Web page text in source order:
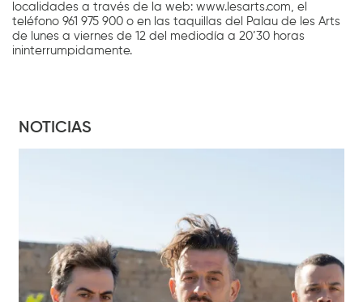
localidades a través de la web: www.lesarts.com, el
teléfono 961 975 900 o en las taquillas del Palau de les Arts
de lunes a viernes de 12 del mediodía a 20’30 horas
ininterrumpidamente.
NOTICIAS